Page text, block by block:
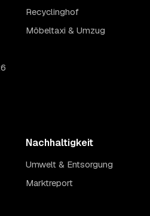
Recyclinghof
Möbeltaxi & Umzug
Nachhaltigkeit
Umwelt & Entsorgung
Marktreport